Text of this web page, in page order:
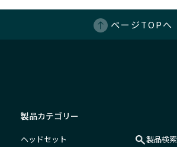
ページTOPへ
製品カテゴリー
ヘッドセット
製品検索